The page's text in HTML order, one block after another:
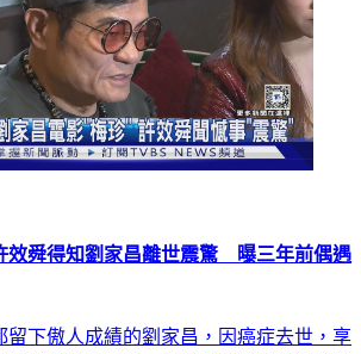
效舜得知劉家昌離世震驚 曝三年前偶遇
留下傲人成績的劉家昌，因癌症去世，享